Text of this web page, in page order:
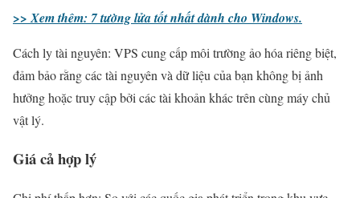
>> Xem thêm: 7 tường lửa tốt nhất dành cho Windows.
Cách ly tài nguyên: VPS cung cấp môi trường ảo hóa riêng biệt,
đảm bảo rằng các tài nguyên và dữ liệu của bạn không bị ảnh
hưởng hoặc truy cập bởi các tài khoản khác trên cùng máy chủ
vật lý.
Giá cả hợp lý